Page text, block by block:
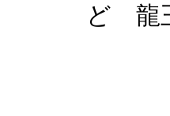
ど 龍